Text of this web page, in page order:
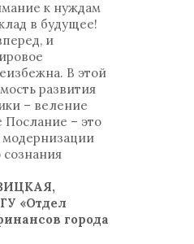
к нуждам
в будущее!
и
В этой
развития
– веление
– это
«Отдел
города